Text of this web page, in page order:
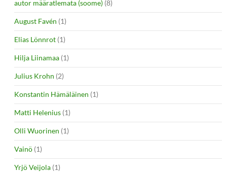
autor määratlemata (soome) (8)
August Favén (1)
Elias Lönnrot (1)
Hilja Liinamaa (1)
Julius Krohn (2)
Konstantin Hämäläinen (1)
Matti Helenius (1)
Olli Wuorinen (1)
Vainö (1)
Yrjö Veijola (1)